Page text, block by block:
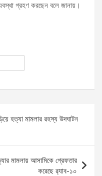
গ্রহণ করছেন বলে জানায়।
হত্যা মামলার রহস্য উদঘাটন
মামলায় আসামিকে গ্রেফতার
করেছে র‌্যাব-১০